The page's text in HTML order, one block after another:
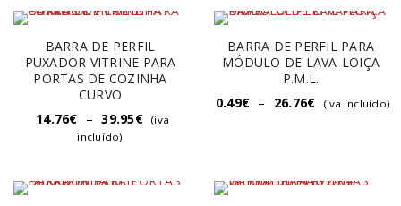
BARRA DE PERFIL
PUXADOR VITRINE PARA
PORTAS DE COZINHA
CURVO
14.76€ – 39.95€
(iva
incluído)
BARRA DE PERFIL PARA
MÓDULO DE LAVA-LOIÇA
P.M.L.
0.49€ – 26.76€ (iva incluído)